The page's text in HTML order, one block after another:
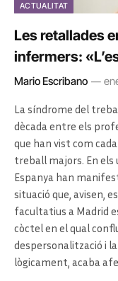
ACTUALITAT
Les retallades
infermers:
Mario Escribano
La síndrome del
dècada entre els
que han vist com
treball majors. En
Espanya han
situació que, avisen,
facultatius a Madrid
còctel en el qual
despersonalització i
lògicament, acaba